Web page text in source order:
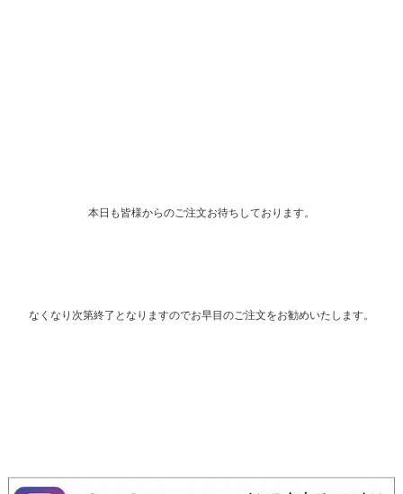
本日も皆様からのご注文お待ちしております。
なくなり次第終了となりますのでお早目のご注文をお勧めいたします。